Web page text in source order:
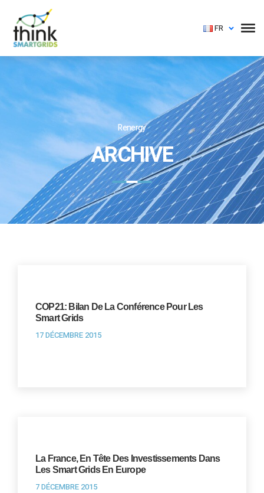
FR
Renergy
ARCHIVE
COP21: Bilan De La Conférence Pour Les
Smart Grids
17 DÉCEMBRE 2015
La France, En Tête Des Investissements Dans
Les Smart Grids En Europe
7 DÉCEMBRE 2015